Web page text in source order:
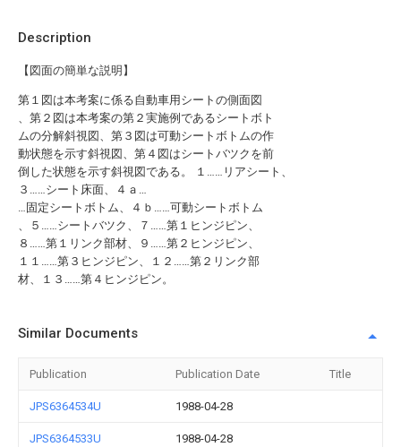
Description
【図面の簡単な説明】
第１図は本考案に係る自動車用シートの側面図
、第２図は本考案の第２実施例であるシートボト
ムの分解斜視図、第３図は可動シートボトムの作
動状態を示す斜視図、第４図はシートバツクを前
倒した状態を示す斜視図である。 １……リアシート、
３……シート床面、４ａ…
…固定シートボトム、４ｂ……可動シートボトム
、５……シートバツク、７……第１ヒンジピン、
８……第１リンク部材、９……第２ヒンジピン、
１１……第３ヒンジピン、１２……第２リンク部
材、１３……第４ヒンジピン。
Similar Documents
Publication Publication Date Title
JPS6364534U 1988-04-28
JPS6364533U 1988-04-28